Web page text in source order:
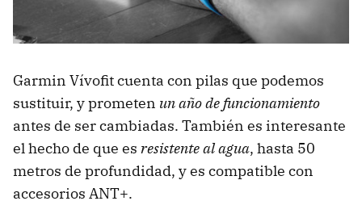
Garmin Vívofit cuenta con pilas que podemos
sustituir, y prometen un año de funcionamiento
antes de ser cambiadas. También es interesante
el hecho de que es resistente al agua, hasta 50
metros de profundidad, y es compatible con
accesorios ANT+.